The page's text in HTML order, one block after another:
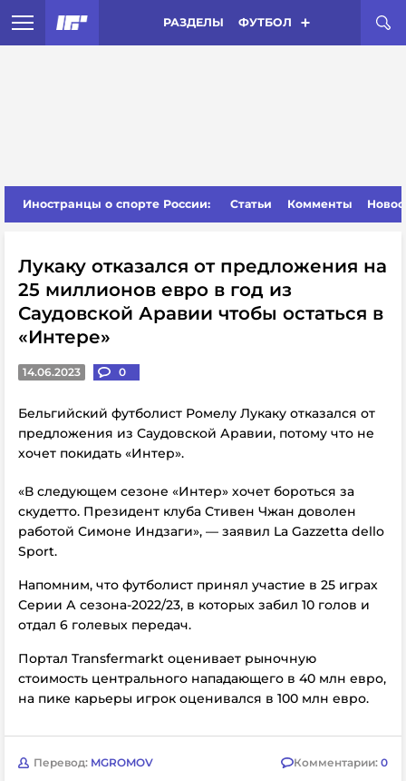
РАЗДЕЛЫ ФУТБОЛ
Иностранцы о спорте России: Статьи Комменты
Лукаку отказался от предложения на
25 миллионов евро в год из
Саудовской Аравии чтобы остаться в
«Интере»
14.06.2023 0
Бельгийский футболист Ромелу Лукаку отказался от
предложения из Саудовской Аравии, потому что не
хочет покидать «Интер».
«В следующем сезоне «Интер» хочет бороться за
скудетто. Президент клуба Стивен Чжан доволен
работой Симоне Индзаги», — заявил La Gazzetta dello
Sport.
Напомним, что футболист принял участие в 25 играх
Серии А сезона-2022/23, в которых забил 10 голов и
отдал 6 голевых передач.
Портал Transfermarkt оценивает рыночную
стоимость центрального нападающего в 40 млн евро,
на пике карьеры игрок оценивался в 100 млн евро.
Перевод: MGROMOV Комментарии: 0